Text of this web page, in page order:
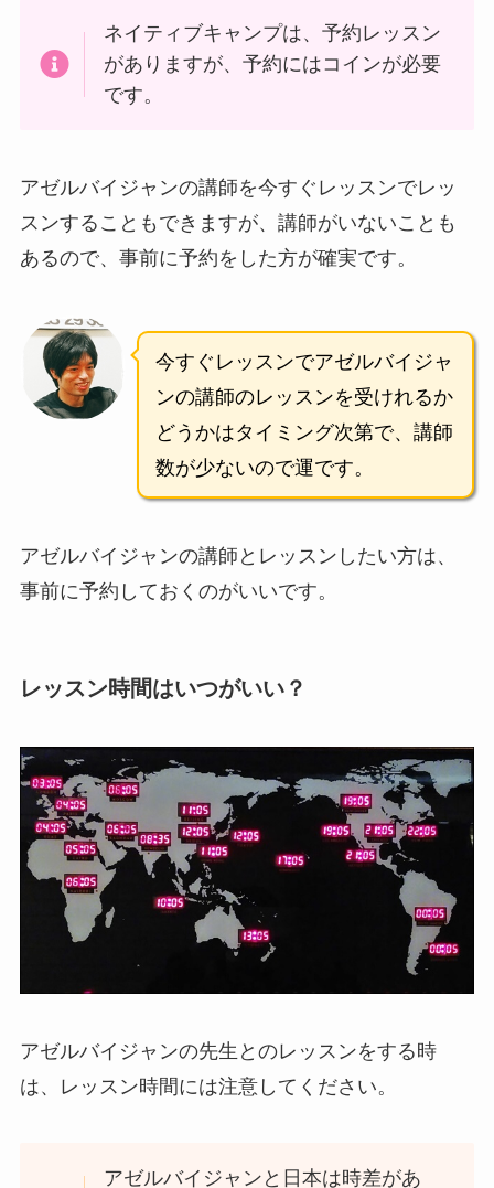
ネイティブキャンプは、予約レッスン
がありますが、予約にはコインが必要
です。
アゼルバイジャンの講師を今すぐレッスンでレッ
スンすることもできますが、講師がいないことも
あるので、事前に予約をした方が確実です。
今すぐレッスンでアゼルバイジャ
ンの講師のレッスンを受けれるか
どうかはタイミング次第で、講師
数が少ないので運です。
アゼルバイジャンの講師とレッスンしたい方は、
事前に予約しておくのがいいです。
レッスン時間はいつがいい？
アゼルバイジャンの先生とのレッスンをする時
は、レッスン時間には注意してください。
アゼルバイジャンと日本は時差があ